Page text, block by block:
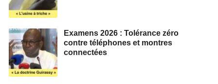
Examens 2026 : Tolérance zéro
contre téléphones et montres
connectées